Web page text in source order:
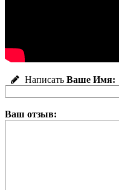
Написать Ваше Имя:
Ваш отзыв: